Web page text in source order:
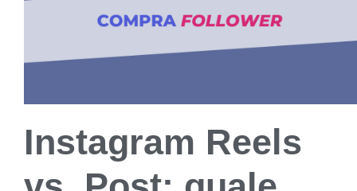
Instagram Reels